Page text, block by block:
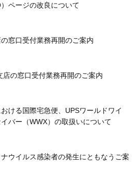
ページの改良について
窓口受付業務再開のご案内
の窓口受付業務再開のご案内
ける国際宅急便、UPSワールドワイ
バー（WWX）の取扱いについて
ウイルス感染者の発生にともなうご案